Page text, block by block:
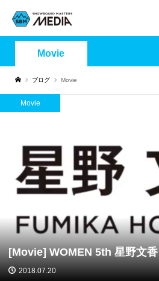
Movie
ブログ Movie
Movie
[Movie] WOMEN 5th 星野文香
2018.07.20